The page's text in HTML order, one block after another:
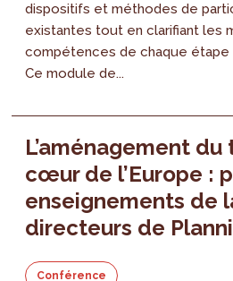
dispositifs et méthodes de
existantes tout en clarifiant les
compétences de chaque étape
Ce module de...
L’aménagement
cœur de l’Europe :
enseignements de
directeurs de
Conférence